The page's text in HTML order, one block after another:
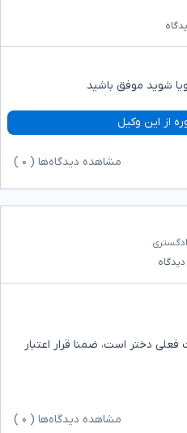
شوید موفق باشید
از این وکیل
مشاهده دیدگاه‌ها ( ۰
دیدگاه
دختر است، ضمنا قرار اعتبار
مشاهده دیدگاه‌ها ( ۰